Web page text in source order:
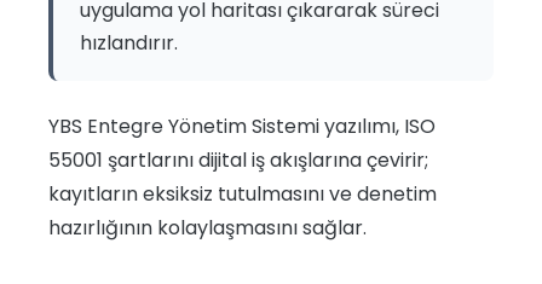
uygulama yol haritası çıkararak süreci
hızlandırır.
YBS Entegre Yönetim Sistemi yazılımı, ISO
55001 şartlarını dijital iş akışlarına çevirir;
kayıtların eksiksiz tutulmasını ve denetim
hazırlığının kolaylaşmasını sağlar.